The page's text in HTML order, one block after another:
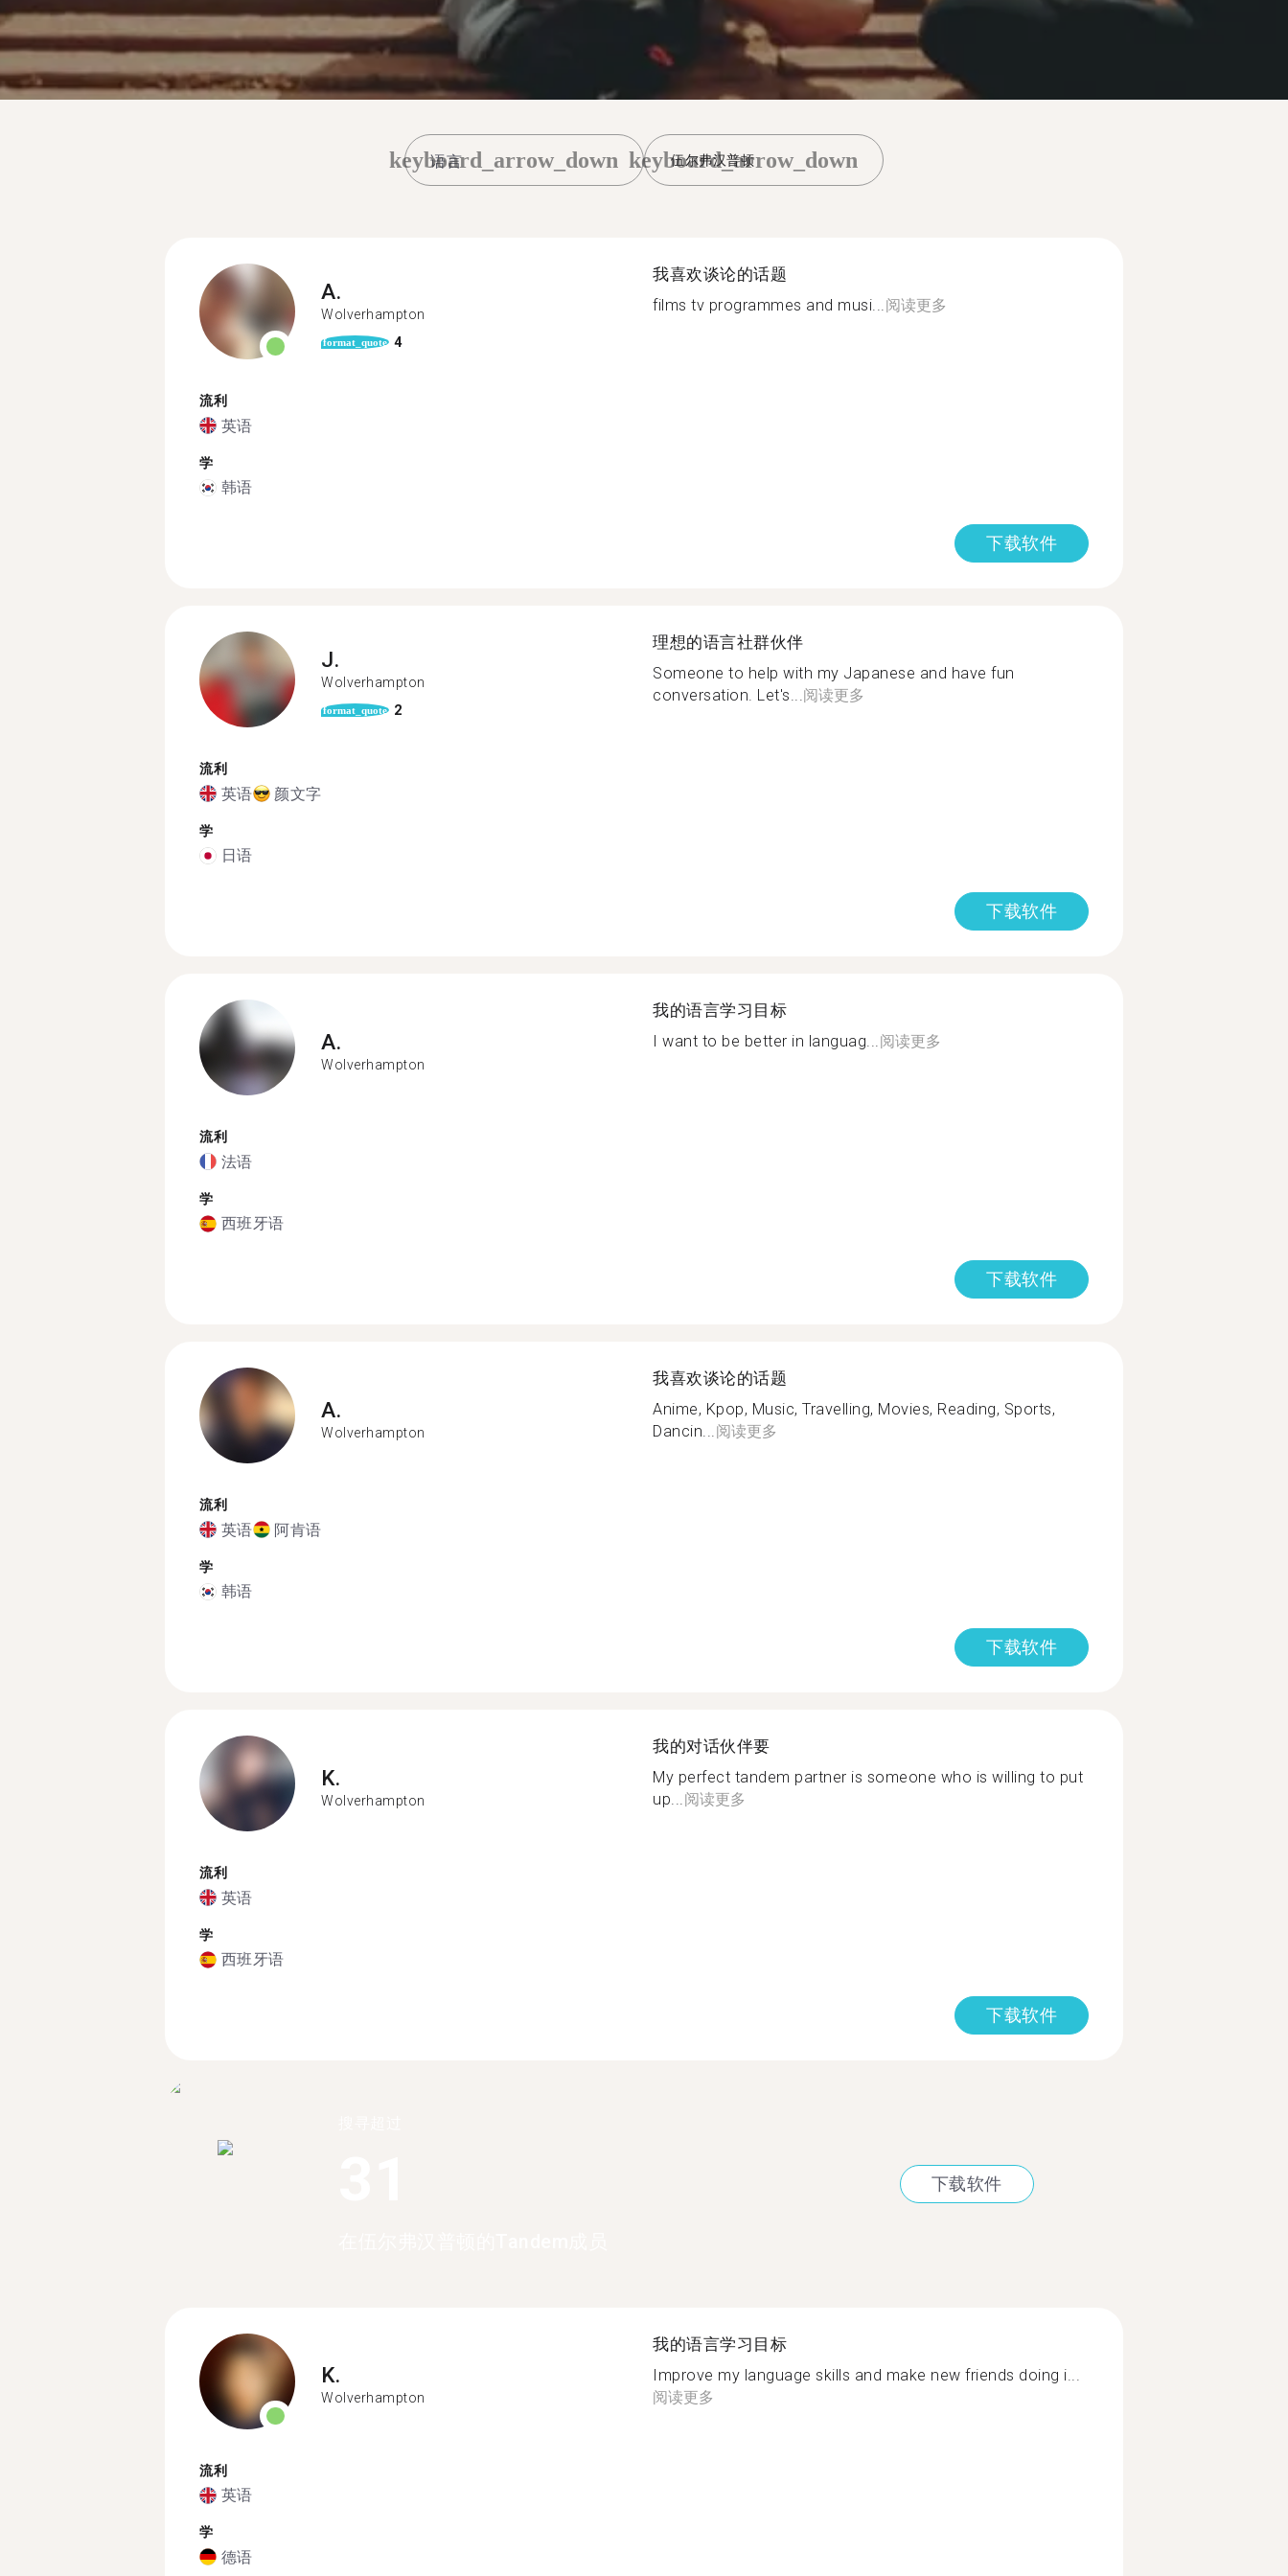
keyboard_arrow_down 伍尔弗汉普顿
keyboard_arrow_down
A.
Wolverhampton
format_quote 4
流利
英语
学
韩语
我喜欢谈论的话题
films tv programmes and musi...阅读更多
下载软件
J.
Wolverhampton
format_quote 2
流利
英语 颜文字
学
日语
理想的语言社群伙伴
Someone to help with my Japanese and have fun
conversation. Let's...阅读更多
下载软件
A.
Wolverhampton
流利
法语
学
西班牙语
我的语言学习目标
I want to be better in languag...阅读更多
下载软件
A.
Wolverhampton
流利
英语 阿肯语
学
韩语
我喜欢谈论的话题
Anime, Kpop, Music, Travelling, Movies, Reading, Sports,
Dancin...阅读更多
下载软件
K.
Wolverhampton
流利
英语
学
西班牙语
我的对话伙伴要
My perfect tandem partner is someone who is willing to put
up...阅读更多
下载软件
下载软件
K.
Wolverhampton
流利
英语
学
德语
我的语言学习目标
Improve my language skills and make new friends doing i...
阅读更多